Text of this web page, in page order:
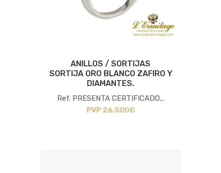
ANILLOS / SORTIJAS
SORTIJA ORO BLANCO ZAFIRO Y
DIAMANTES.
Ref. PRESENTA CERTIFICADO...
PVP 26.500€